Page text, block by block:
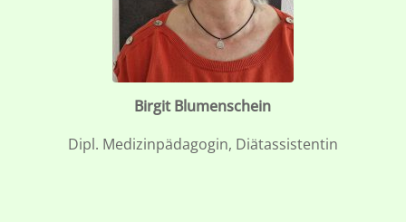
Birgit Blumenschein
Dipl. Medizinpädagogin, Diätassistentin